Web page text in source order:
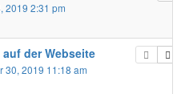
2019 2:31 pm
der Webseite
30, 2019 11:18 am